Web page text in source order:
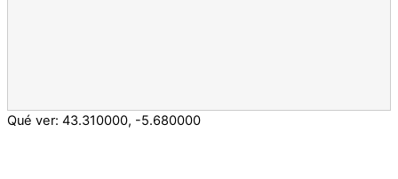
Qué ver: 43.310000, -5.680000